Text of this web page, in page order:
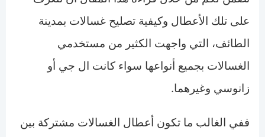
على تلك الأعطال وكيفية تصليح غسالات بمدينة
الطائف، التي واجهت الكثير من مستخدمي
الغسالات بجميع أنواعها سواء كانت ال جي أو
زانوسي وغيرهما.
ففي الغالب ما تكون أعطال الغسالات مشتركة بين